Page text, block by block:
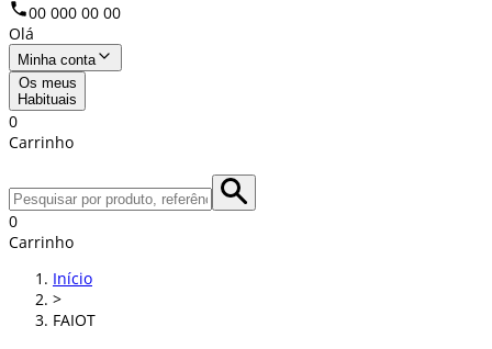
00 000 00 00
Olá
Minha conta
Os meus
Habituais
0
Carrinho
0
Carrinho
Início
>
FAIOT